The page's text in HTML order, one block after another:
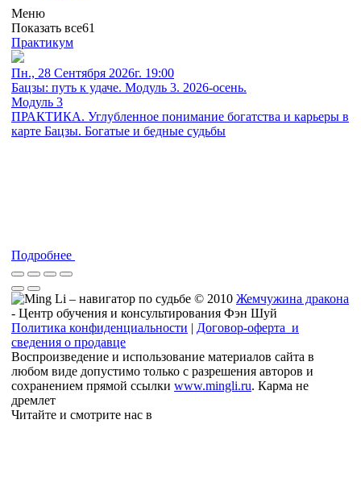
Меню
Показать все61
Практикум
Пн., 28 Сентября 2026г. 19:00
Бацзы: путь к удаче. Модуль 3. 2026-осень.
Модуль 3
ПРАКТИКА. Углубленное понимание богатства и карьеры в
карте Бацзы. Богатые и бедные судьбы
Подробнее
© 2010 Жемчужина дракона
- Центр обучения и консультирования Фэн Шуй
Политика конфиденциальности | Договор-оферта и
сведения о продавце
Воспроизведение и использование материалов сайта в
любом виде допустимо только с разрешения авторов и
сохранением прямой ссылки www.mingli.ru. Карма не
дремлет
Читайте и смотрите нас в